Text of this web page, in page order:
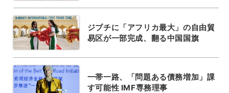
ジブチに「アフリカ最大」の自由貿
易区が一部完成、翻る中国国旗
一帯一路、「問題ある債務増加」課
す可能性 IMF専務理事